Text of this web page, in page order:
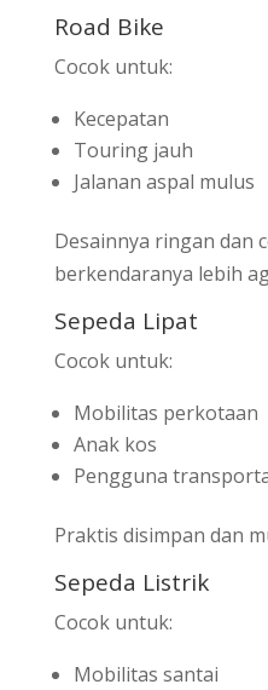
Road Bike
Cocok untuk:
Kecepatan
Touring jauh
Jalanan aspal mulus
Desainnya ringan dan
berkendaranya lebih
Sepeda Lipat
Cocok untuk:
Mobilitas perkotaan
Anak kos
Pengguna
Praktis disimpan dan
Sepeda Listrik
Cocok untuk:
Mobilitas santai